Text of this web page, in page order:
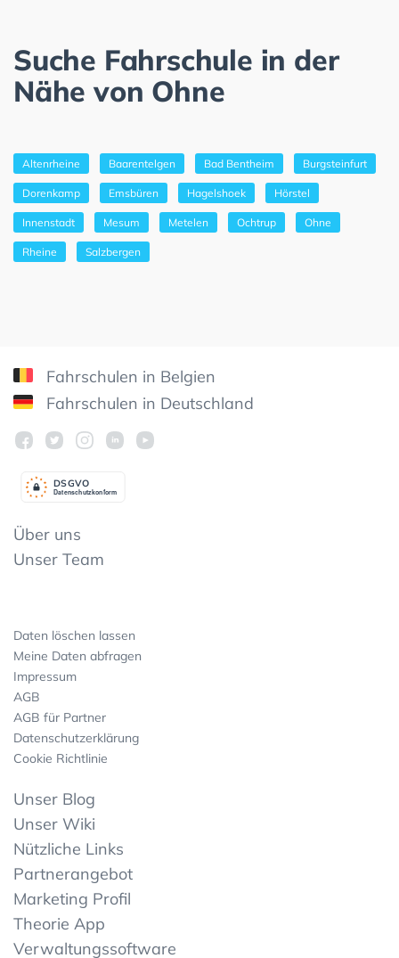
Suche Fahrschule in der
Nähe von Ohne
Altenrheine Baarentelgen Bad Bentheim Burgsteinfurt
Dorenkamp Emsbüren Hagelshoek Hörstel
Innenstadt Mesum Metelen Ochtrup Ohne
Rheine Salzbergen
Fahrschulen in Belgien
Fahrschulen in Deutschland
Datenschutzkonform
DSGVO
Über uns
Unser Team
Daten löschen lassen
Meine Daten abfragen
Impressum
AGB
AGB für Partner
Datenschutzerklärung
Cookie Richtlinie
Unser Blog
Unser Wiki
Nützliche Links
Partnerangebot
Marketing Profil
Theorie App
Verwaltungssoftware